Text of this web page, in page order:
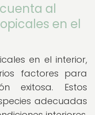
al
en el
en el interior,
factores para
exitosa. Estos
adecuadas